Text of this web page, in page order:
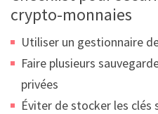
crypto-monnaies
Utiliser un gestionnaire
Faire plusieurs
privées
Éviter de stocker les clés